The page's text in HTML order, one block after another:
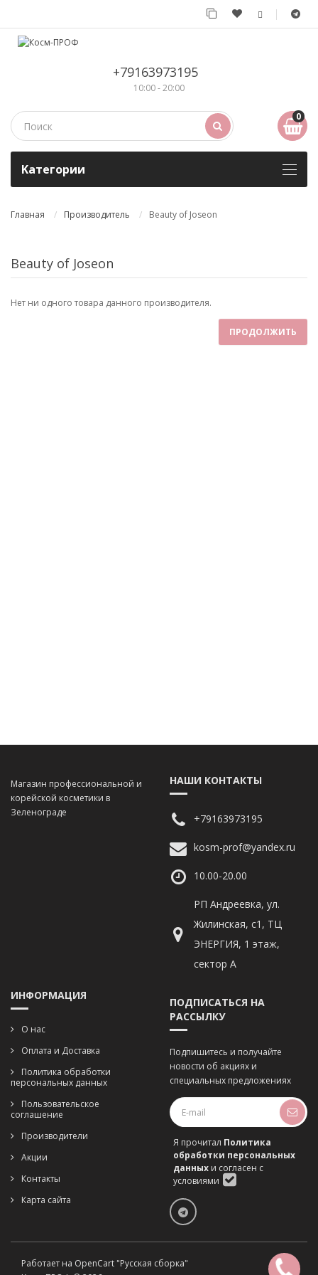
+79163973195
10:00 - 20:00
0
Kатегории
Главная Производитель Beauty of Joseon
Beauty of Joseon
Нет ни одного товара данного производителя.
ПРОДОЛЖИТЬ
Магазин профессиональной и
корейской косметики в
Зеленограде
НАШИ КОНТАКТЫ
+79163973195
kosm-prof@yandex.ru
10.00-20.00
РП Андреевка, ул.
Жилинская, с1, ТЦ
ЭНЕРГИЯ, 1 этаж,
сектор А
ИНФОРМАЦИЯ
О нас
Оплата и Доставка
Политика обработки
персональных данных
Пользовательское
соглашение
Производители
Акции
Контакты
Карта сайта
ПОДПИСАТЬСЯ НА
РАССЫЛКУ
Подпишитесь и получайте
новости об акциях и
специальных предложениях
Я прочитал Политика
обработки персональных
данных и согласен с
условиями
Работает на OpenCart "Русская сборка"